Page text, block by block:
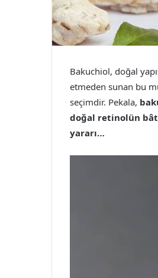
Bakuchiol, doğal
etmeden sunan bu
seçimdir. Pekala,
doğal retinolün
yararı…